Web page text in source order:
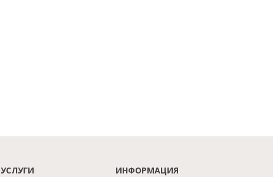
УСЛУГИ ИНФОРМАЦИЯ